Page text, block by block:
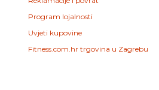
Program lojalnosti
Uvjeti kupovine
Fitness.com.hr trgovina u Zagrebu